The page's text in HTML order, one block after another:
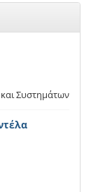
Συστημάτων